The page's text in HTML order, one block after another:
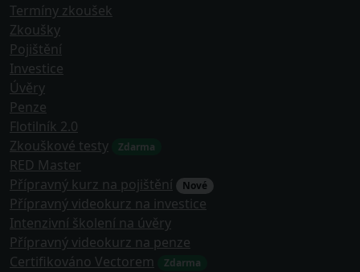
Termíny zkoušek
Zkoušky
Pojištění
Investice
Úvěry
Penze
Flotilník 2.0
Zkouškové testy
Zdarma
RED Master
Přípravný kurz na pojištění
Nové
Přípravný videokurz na investice
Intenzivní školení na úvěry
Přípravný videokurz na penze
Certifikováno Vectorem
Zdarma